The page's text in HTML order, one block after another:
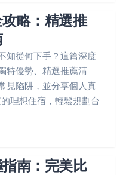
略：精選推
知從何下手？這篇深度
特優勢、精選推薦清
見陷阱，並分享個人真
理想住宿，輕鬆規劃台
南：完美比